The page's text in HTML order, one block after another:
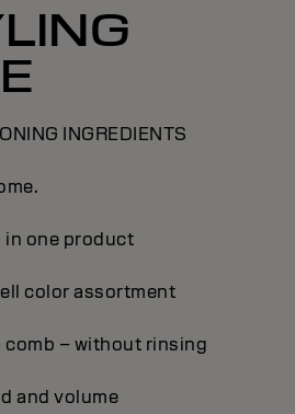
INGREDIENTS
in one product
color assortment
comb – without rinsing
and volume